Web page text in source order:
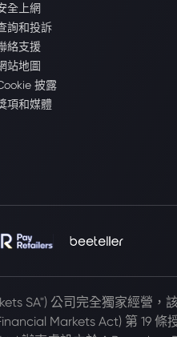
全上網
詢和投訴
絡支援
站地圖
披露
項和媒體
SA") 公司完全獨家經營，
Markets Act) 第 19 條